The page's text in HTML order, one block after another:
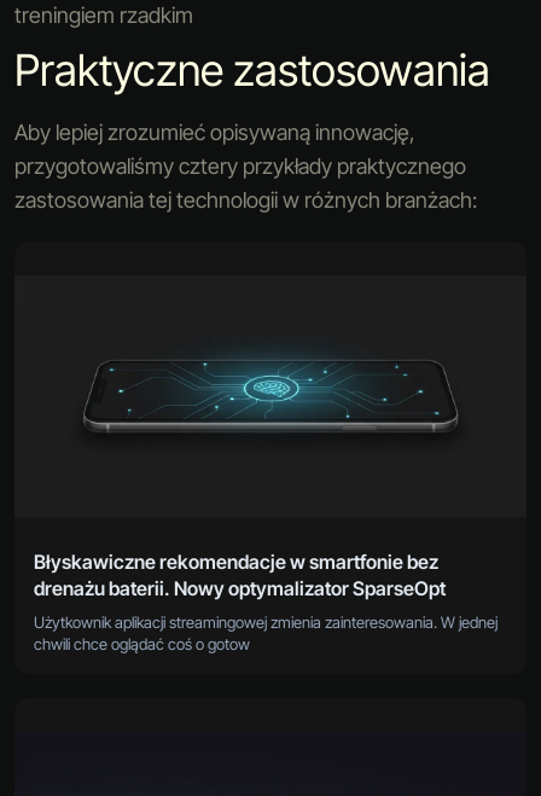
treningiem rzadkim
Praktyczne zastosowania
Aby lepiej zrozumieć opisywaną innowację,
przygotowaliśmy cztery przykłady praktycznego
zastosowania tej technologii w różnych branżach:
Błyskawiczne rekomendacje w smartfonie bez
drenażu baterii. Nowy optymalizator SparseOpt
Użytkownik aplikacji streamingowej zmienia zainteresowania. W jednej
chwili chce oglądać coś o gotow